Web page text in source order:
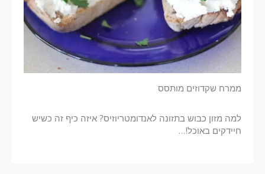
ממרח שקדוזים מותסס
למה מזון כבוש בתזונה לאנדומטריוזיס? איזה כיף זה כשיש
חיידקים באוכל!…